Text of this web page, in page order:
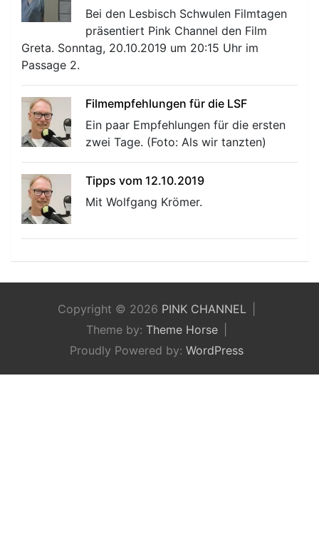
Bei den Lesbisch Schwulen Filmtagen
präsentiert Pink Channel den Film
Greta. Sonntag, 20.10.2019 um 20:15 Uhr im
Passage 2.
Filmempfehlungen für die LSF
Ein paar Empfehlungen für die ersten
zwei Tage. (Foto: Als wir tanzten)
Tipps vom 12.10.2019
Mit Wolfgang Krömer.
Copyright © 2026 PINK CHANNEL
Theme by: Theme Horse
Proudly Powered by: WordPress